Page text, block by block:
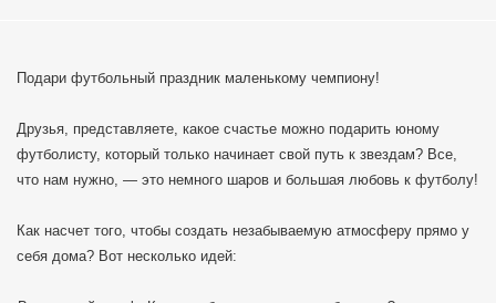
Подари футбольный праздник маленькому чемпиону!
Друзья, представляете, какое счастье можно подарить юному
футболисту, который только начинает свой путь к звездам? Все,
что нам нужно, — это немного шаров и большая любовь к футболу!
Как насчет того, чтобы создать незабываемую атмосферу прямо у
себя дома? Вот несколько идей: